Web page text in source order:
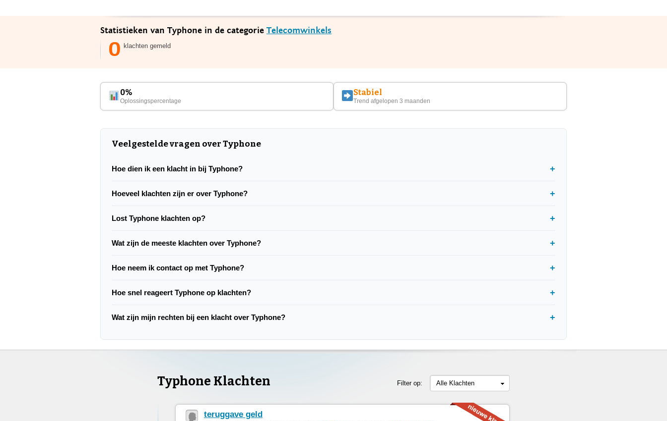
Statistieken van Typhone in de categorie Telecomwinkels
0 klachten gemeld
0%
Oplossingspercentage
Stabiel
Trend afgelopen 3 maanden
Veelgestelde vragen over Typhone
Hoe dien ik een klacht in bij Typhone?
Hoeveel klachten zijn er over Typhone?
Lost Typhone klachten op?
Wat zijn de meeste klachten over Typhone?
Hoe neem ik contact op met Typhone?
Hoe snel reageert Typhone op klachten?
Wat zijn mijn rechten bij een klacht over Typhone?
Typhone Klachten Filter op: Alle Klachten
teruggave geld